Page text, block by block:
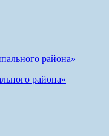
района»